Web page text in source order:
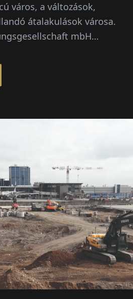
város, a változások,
átalakulások városa.
mbH